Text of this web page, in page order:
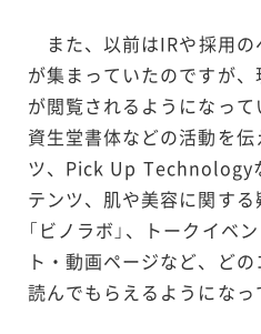
また、以前はIRや採用の
が集まっていたのですが
が閲覧されるようになっ
資生堂書体などの活動を
ツ、Pick Up Technology
テンツ、肌や美容に関す
「ビノラボ」、トークイベ
ト・動画ページなど、ど
読んでもらえるようになっ